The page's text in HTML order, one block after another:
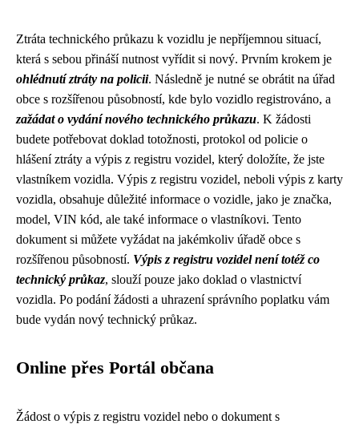
Ztráta technického průkazu k vozidlu je nepříjemnou situací,
která s sebou přináší nutnost vyřídit si nový. Prvním krokem je
ohlédnutí ztráty na policii. Následně je nutné se obrátit na úřad
obce s rozšířenou působností, kde bylo vozidlo registrováno, a
zažádat o vydání nového technického průkazu. K žádosti
budete potřebovat doklad totožnosti, protokol od policie o
hlášení ztráty a výpis z registru vozidel, který doložíte, že jste
vlastníkem vozidla. Výpis z registru vozidel, neboli výpis z karty
vozidla, obsahuje důležité informace o vozidle, jako je značka,
model, VIN kód, ale také informace o vlastníkovi. Tento
dokument si můžete vyžádat na jakémkoliv úřadě obce s
rozšířenou působností. Výpis z registru vozidel není totéž co
technický průkaz, slouží pouze jako doklad o vlastnictví
vozidla. Po podání žádosti a uhrazení správního poplatku vám
bude vydán nový technický průkaz.
Online přes Portál občana
Žádost o výpis z registru vozidel nebo o dokument s